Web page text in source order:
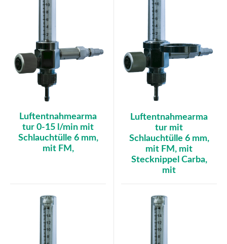
Luftentnahmearma
tur 0-15 l/min mit
Schlauchtülle 6 mm,
mit FM,
Luftentnahmearma
tur mit
Schlauchtülle 6 mm,
mit FM, mit
Stecknippel Carba,
mit